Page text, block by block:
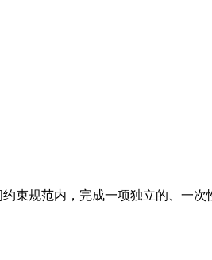
束规范内，完成一项独立的、一